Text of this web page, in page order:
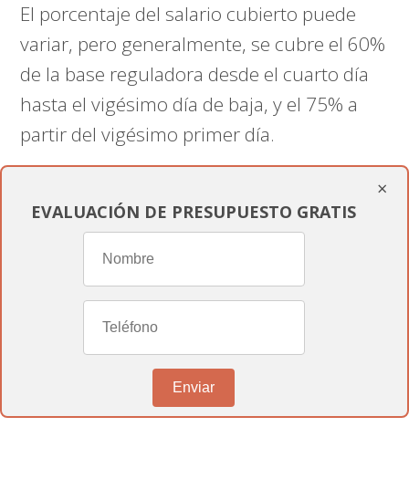
El porcentaje del salario cubierto puede
variar, pero generalmente, se cubre el 60%
de la base reguladora desde el cuarto día
hasta el vigésimo día de baja, y el 75% a
partir del vigésimo primer día.
¿Cuánto tiempo puede durar la
incapacidad temporal?
incapacidad temporalpuede durar
hasta 365 días, con posibilidad de prórroga
por otros 180 días si se prevé una
recuperación durante este periodo.
×
EVALUACIÓN DE PRESUPUESTO GRATIS
Enviar